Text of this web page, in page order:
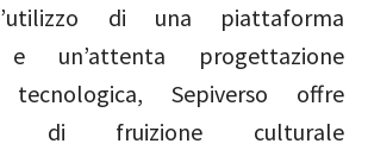
di una piattaforma
e un’attenta progettazione
Sepiverso offre
di fruizione culturale